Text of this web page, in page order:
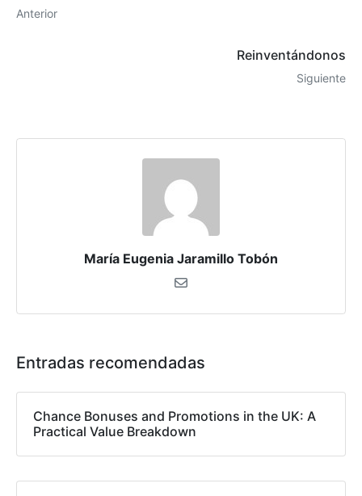
Anterior
Reinventándonos
Siguiente
María Eugenia Jaramillo Tobón
Entradas recomendadas
Chance Bonuses and Promotions in the UK: A
Practical Value Breakdown